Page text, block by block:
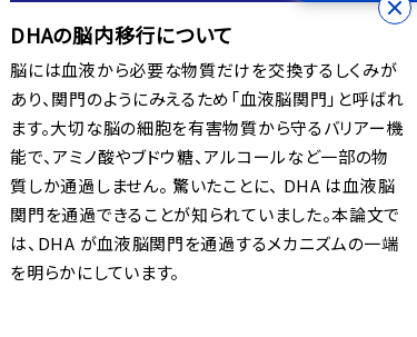
DHAの脳内移行について
脳には血液から必要な物質だけを交換するしくみが
あり、関門のようにみえるため「血液脳関門」と呼ばれ
ます。大切な脳の細胞を有害物質から守るバリアー機
能で、アミノ酸やブドウ糖、アルコールなど一部の物
質しか通過しません。 驚いたことに、 DHA は血液脳
関門を通過できることが知られていました。本論文で
は、DHA が血液脳関門を通過するメカニズムの一端
を明らかにしています。